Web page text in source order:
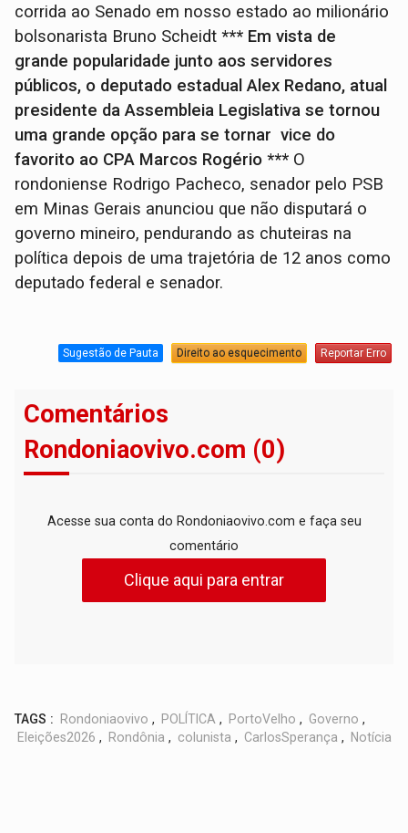
corrida ao Senado em nosso estado ao milionário
bolsonarista Bruno Scheidt*** Em vista de
grande popularidade junto aos servidores
públicos, o deputado estadual Alex Redano, atual
presidente da Assembleia Legislativa se tornou
uma grande opção para se tornar vice do
favorito ao CPA Marcos Rogério *** O
rondoniense Rodrigo Pacheco, senador pelo PSB
em Minas Gerais anunciou que não disputará o
governo mineiro, pendurando as chuteiras na
política depois de uma trajetória de 12 anos como
deputado federal e senador.
Sugestão de Pauta Direito ao esquecimento Reportar Erro
Comentários
Rondoniaovivo.com (0)
Acesse sua conta do Rondoniaovivo.com e faça seu
comentário
Clique aqui para entrar
TAGS : Rondoniaovivo , POLÍTICA , PortoVelho , Governo ,
Eleições2026 , Rondônia , colunista , CarlosSperança , Notícia